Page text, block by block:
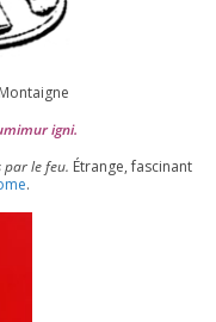
Montaigne
igni.
par le feu. Étrange, fas­ci­nant
.